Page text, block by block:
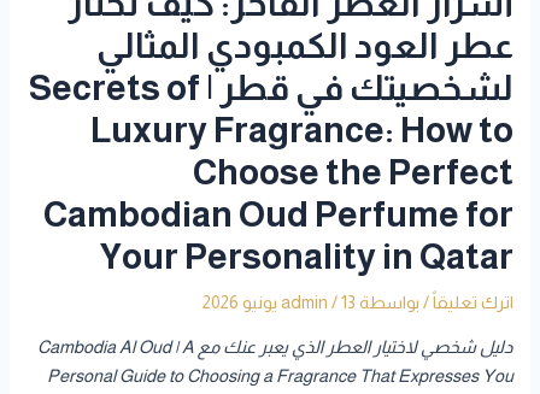
عطر العود الكمبودي المثالي
لشخصيتك في قطر | Secrets of
Luxury Fragrance: How to
Choose the Perfect
Cambodian Oud Perfume for
Your Personality in Qatar
اترك تعليقاً / بواسطة admin /13 يونيو 2026
دليل شخصي لاختيار العطر الذي يعبر عنك مع Cambodia Al Oud | A
Personal Guide to Choosing a Fragrance That Expresses You